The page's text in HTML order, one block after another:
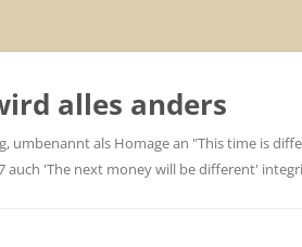
alles anders
als Homage an "This time is
auch 'The next money will be different'